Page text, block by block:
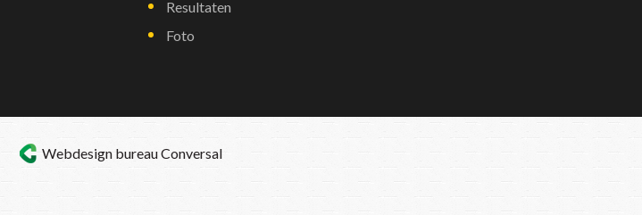
Resultaten
Foto
Webdesign bureauConversal